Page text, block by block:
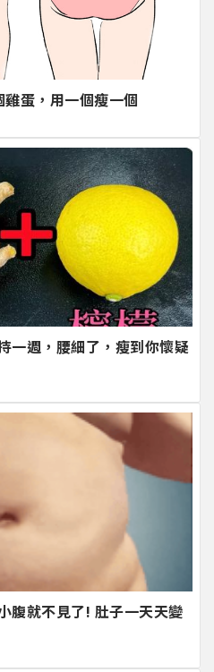
蛋，用一個瘦一個
一週，腰細了，瘦到你懷疑
腹就不見了! 肚子一天天變